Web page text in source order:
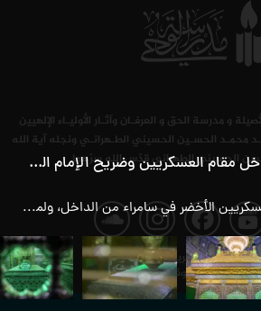
صورة جديدة من داخل مقام العسكريين وضريح الإمام الهادي عليه السلام
صورة جميلة لمقام العسكريين الأخضر في سامراء من الداخل، ولمرقد الإمام الهادي عليه السلام، مأخوذة من مسافة قريبة.
و مدرسة الحق و العرفـان وآثـار الأوليـاء الإلهيين
محمـد الحسـين الحسيني الطـهرانـي ونجله آية الله
صفحة
الصفحة
الرئيسية
اتصل
بنا
التعریف
بالموقع
/